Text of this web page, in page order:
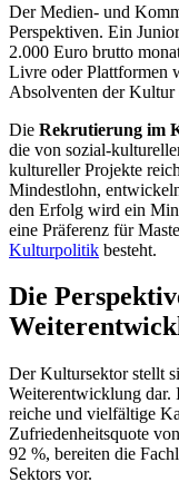
Der Medien- und
Perspektiven. Ein
2.000 Euro brutto
Livre oder Plattformen
Absolventen der Kultur
Die Rekrutierung im
die von sozial-
kultureller Projekte
Mindestlohn,
den Erfolg wird ein
eine Präferenz für
Kulturpolitik besteht.
Die
Der Kultursektor stellt
Weiterentwicklung dar.
reiche und vielfältige
Zufriedenheitsquote
92 %, bereiten die
Sektors vor.